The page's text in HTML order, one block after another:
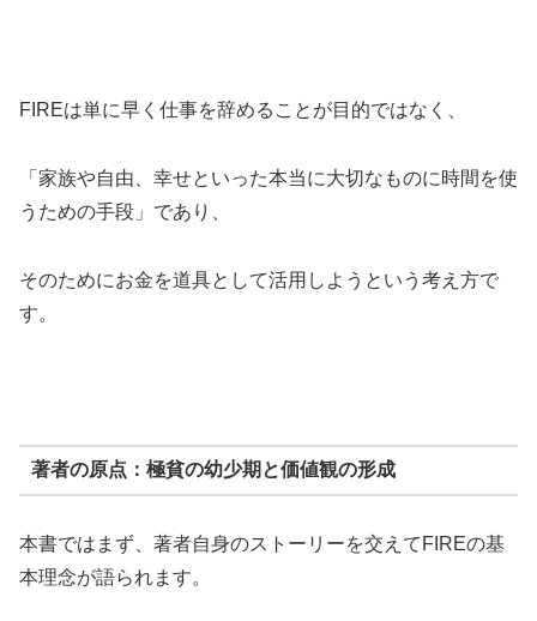
FIREは単に早く仕事を辞めることが目的ではなく、
「家族や自由、幸せといった本当に大切なものに時間を使
うための手段」であり、
そのためにお金を道具として活用しようという考え方で
す。
著者の原点：極貧の幼少期と価値観の形成
本書ではまず、著者自身のストーリーを交えてFIREの基
本理念が語られます。